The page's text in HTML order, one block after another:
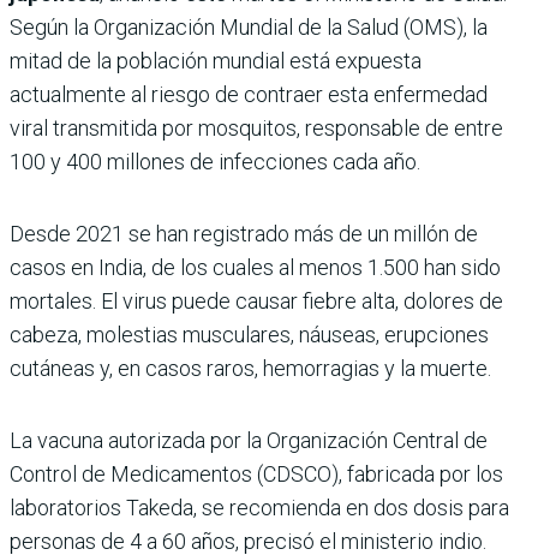
Según la Organización Mundial de la Salud (OMS), la
mitad de la población mundial está expuesta
actualmente al riesgo de contraer esta enfermedad
viral transmitida por mosquitos, responsable de entre
100 y 400 millones de infecciones cada año.
Desde 2021 se han registrado más de un millón de
casos en India, de los cuales al menos 1.500 han sido
mortales. El virus puede causar fiebre alta, dolores de
cabeza, molestias musculares, náuseas, erupciones
cutáneas y, en casos raros, hemorragias y la muerte.
La vacuna autorizada por la Organización Central de
Control de Medicamentos (CDSCO), fabricada por los
laboratorios Takeda, se recomienda en dos dosis para
personas de 4 a 60 años, precisó el ministerio indio.